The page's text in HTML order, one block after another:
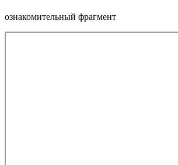
ознакомительный фрагмент